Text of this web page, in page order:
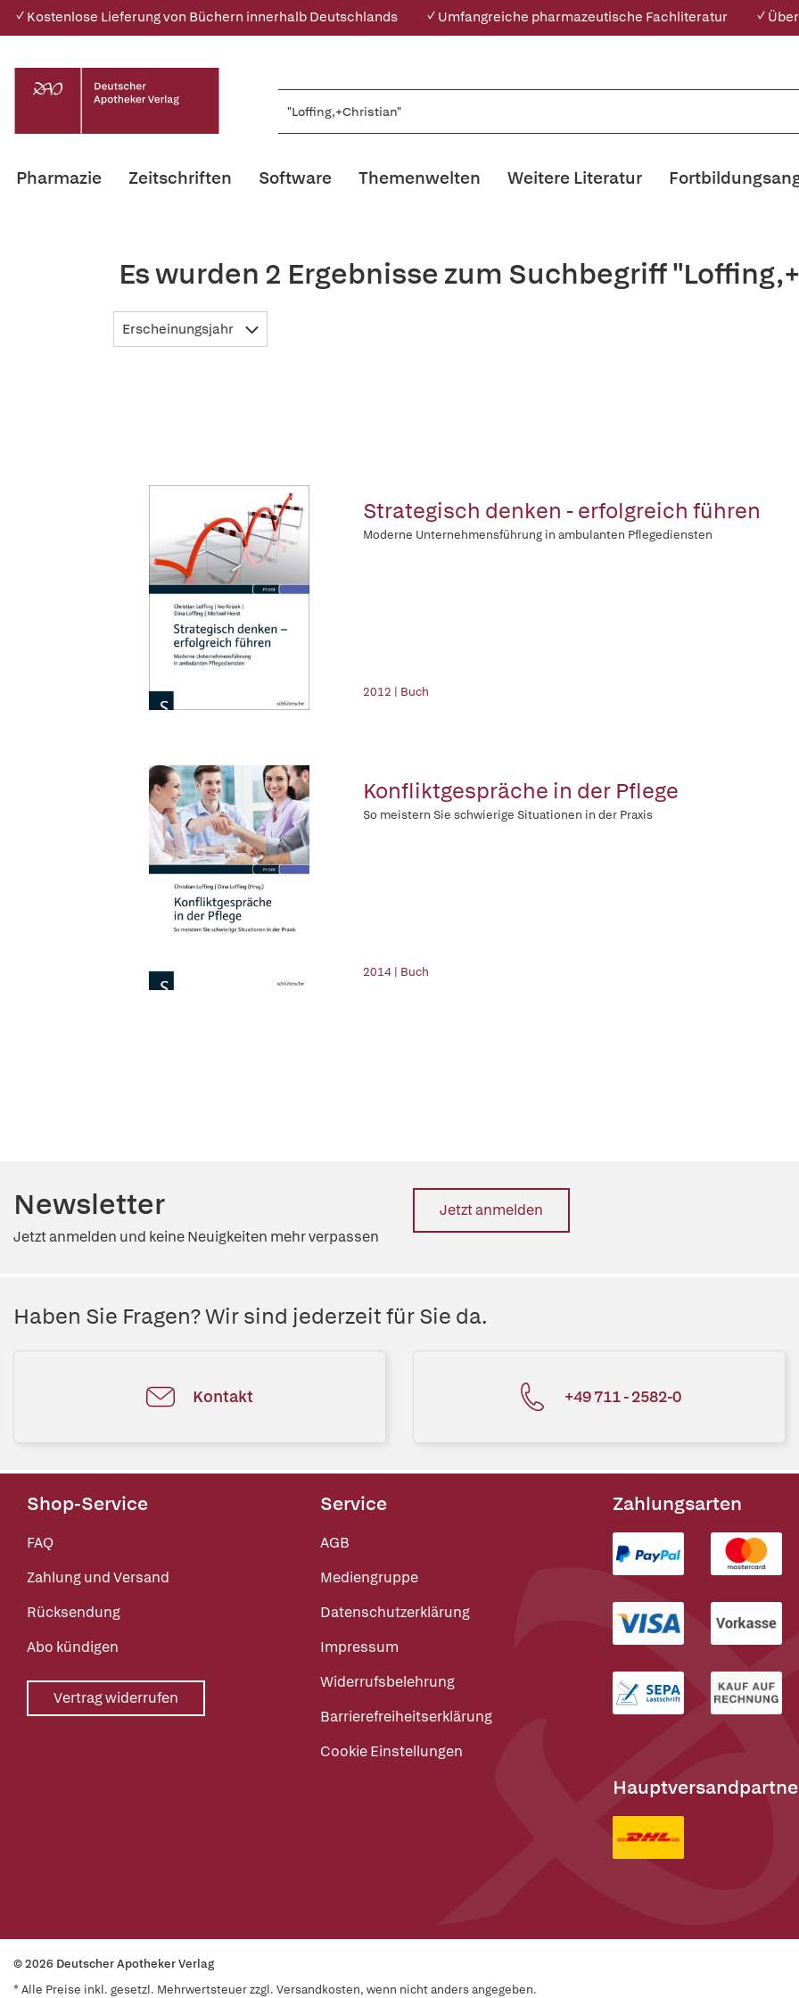
✓ Kostenlose Lieferung von Büchern innerhalb Deutschlands ✓ Umfangreiche pharmazeutische Fachliteratur ✓
Pharmazie Zeitschriften Software Themenwelten Weitere Literatur
Es wurden 2 Ergebnisse zum Suchbegriff
Erscheinungsjahr
Strategisch denken - erfolgreich führen
Moderne Unternehmensführung in ambulanten Pflegediensten
2012 | Buch
Konfliktgespräche in der Pflege
So meistern Sie schwierige Situationen in der Praxis
2014 | Buch
Newsletter
Jetzt anmelden und keine Neuigkeiten mehr verpassen
Jetzt anmelden
Haben Sie Fragen? Wir sind jederzeit für Sie da.
Kontakt +49 711 - 2582-0
Shop-Service
FAQ
Zahlung und Versand
Rücksendung
Abo kündigen
Vertrag widerrufen
Service
AGB
Mediengruppe
Datenschutzerklärung
Impressum
Widerrufsbelehrung
Barrierefreiheitserklärung
Cookie Einstellungen
Zahlungsarten
© 2026 Deutscher Apotheker Verlag
* Alle Preise inkl. gesetzl. Mehrwertsteuer zzgl. Versandkosten, wenn nicht anders angegeben.